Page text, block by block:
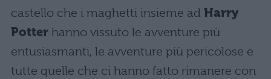
castello che i maghetti insieme ad Harry
Potter hanno vissuto le avventure più
entusiasmanti, le avventure più pericolose e
tutte quelle che ci hanno fatto rimanere con